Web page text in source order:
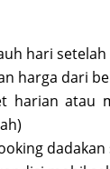
hari setelah
harga dari
harian atau
dadakan